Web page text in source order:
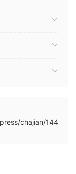
chajian/144